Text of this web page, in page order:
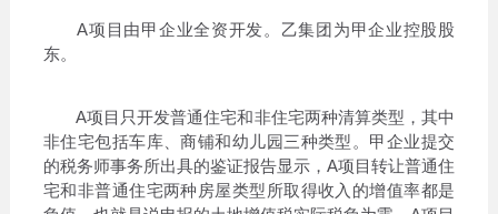
A项目由甲企业全资开发。乙集团为甲企业控股股
东。
A项目只开发普通住宅和非住宅两种清算类型，其中
非住宅包括车库、商铺和幼儿园三种类型。甲企业提交
的税务师事务所出具的鉴证报告显示，A项目转让普通住
宅和非普通住宅两种房屋类型所取得收入的增值率都是